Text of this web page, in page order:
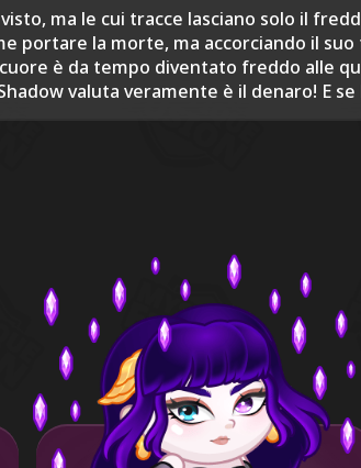
ma le cui tracce lasciano solo il
portare la morte, ma accorciando il
è da tempo diventato freddo alle
valuta veramente è il denaro! E